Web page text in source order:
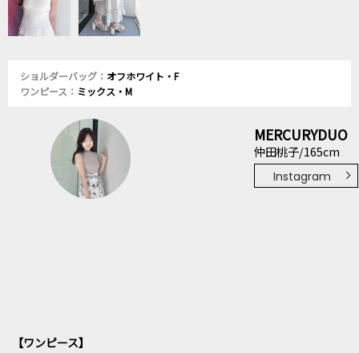
ショルダーバッグ： オフホワイト・F
ワンピース： ミックス・M
MERCURYDUO
仲田桃子/165cm
Instagram
【ワンピース】